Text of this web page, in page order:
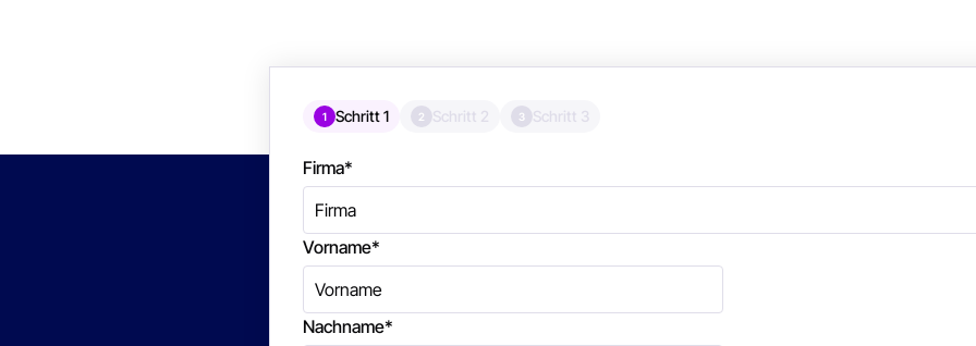
1 Schritt 1 2 Schritt 2 3 Schritt 3
Firma*
Vorname*
Nachname*